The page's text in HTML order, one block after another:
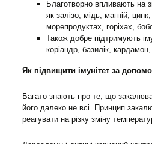
Благотворно впливають на
як залізо, мідь, магній, цинк,
морепродуктах, горіхах,
Також добре підтримують
коріандр, базилік,
Як підвищити імунітет за
Багато знають про те, що
його далеко не всі. Принцип
реагувати на різку зміну